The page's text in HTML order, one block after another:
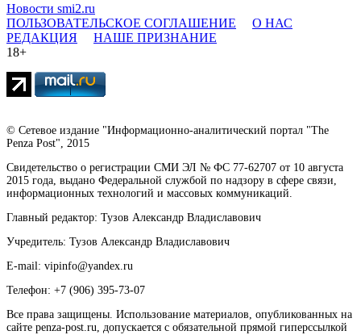
Новости smi2.ru
ПОЛЬЗОВАТЕЛЬСКОЕ СОГЛАШЕНИЕ
О НАС
РЕДАКЦИЯ
НАШЕ ПРИЗНАНИЕ
18+
© Сетевое издание "Информационно-аналитический портал "The
Penza Post", 2015
Свидетельство о регистрации СМИ ЭЛ № ФС 77-62707 от 10 августа
2015 года, выдано Федеральной службой по надзору в сфере связи,
информационных технологий и массовых коммуникаций.
Главный редактор: Тузов Александр Владиславович
Учредитель: Тузов Александр Владиславович
E-mail: vipinfo@yandex.ru
Телефон: +7 (906) 395-73-07
Все права защищены. Использование материалов, опубликованных на
сайте penza-post.ru, допускается с обязательной прямой гиперссылкой